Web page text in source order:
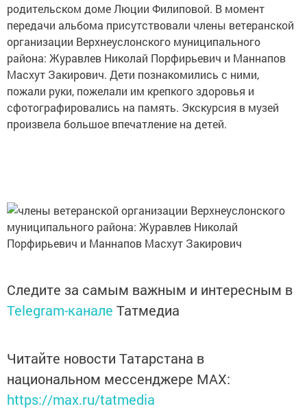
родительском доме Люции Филиповой. В момент
передачи альбома присутствовали члены ветеранской
организации Верхнеуслонского муниципального
района: Журавлев Николай Порфирьевич и Маннапов
Масхут Закирович. Дети познакомились с ними,
пожали руки, пожелали им крепкого здоровья и
сфотографировались на память. Экскурсия в музей
произвела большое впечатление на детей.
Следите за самым важным и интересным в
Telegram-канале Татмедиа
Читайте новости Татарстана в
национальном мессенджере MАХ:
https://max.ru/tatmedia